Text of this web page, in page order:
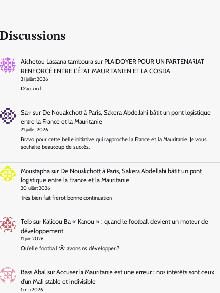
Discussions
Aichetou Lassana tambourasur PLAIDOYER POUR UN PARTENARIAT
RENFORCÉ ENTRE L’ÉTAT MAURITANIEN ET LA COSDA
31 juillet 2026
D'accord
Sarrsur De Nouakchott à Paris, Sakera Abdellahi bâtit un pont logistique
entre la France et la Mauritanie
21 juillet 2026
Bravo pour cette belle initiative qui rapproche la France et la Mauritanie. Je vous
souhaite beaucoup de succès.
Moustaphasur De Nouakchott à Paris, Sakera Abdellahi bâtit un pont
logistique entre la France et la Mauritanie
20 juillet 2026
Très bien fait frérot bonne continuation
Teibsur Kalidou Ba « Kanou » : quand le football devient un moteur de
développement
11 juin 2026
Qu'elle football avons ns développer.?
Bass Abal sur Accuser la Mauritanie est une erreur : nos intérêts sont ceux
d’un Mali stable et indivisible
1 mai 2026